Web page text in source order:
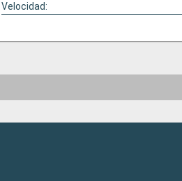
Velocidad: